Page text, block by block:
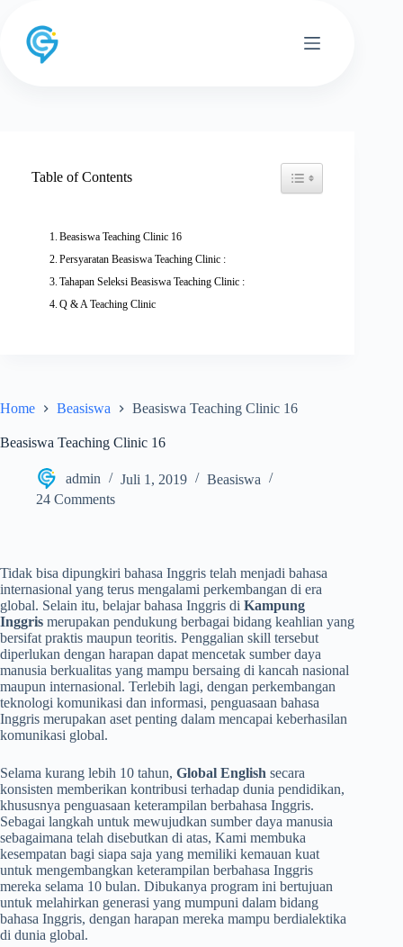
content
Home Beasiswa Beasiswa Teaching Clinic 16
Beasiswa Teaching Clinic 16
admin Juli 1, 2019
Beasiswa
24 Comments
Tidak bisa dipungkiri bahasa Inggris telah menjadi bahasa
internasional yang terus mengalami perkembangan di era
global. Selain itu, belajar bahasa Inggris di Kampung
Inggris merupakan pendukung berbagai bidang keahlian yang
bersifat praktis maupun teoritis. Penggalian skill tersebut
diperlukan dengan harapan dapat mencetak sumber daya
manusia berkualitas yang mampu bersaing di kancah nasional
maupun internasional. Terlebih lagi, dengan perkembangan
teknologi komunikasi dan informasi, penguasaan bahasa
Inggris merupakan aset penting dalam mencapai keberhasilan
komunikasi global.
Selama kurang lebih 10 tahun, Global English secara
konsisten memberikan kontribusi terhadap dunia pendidikan,
khususnya penguasaan keterampilan berbahasa Inggris.
Sebagai langkah untuk mewujudkan sumber daya manusia
sebagaimana telah disebutkan di atas, Kami membuka
kesempatan bagi siapa saja yang memiliki kemauan kuat
untuk mengembangkan keterampilan berbahasa Inggris
mereka selama 10 bulan. Dibukanya program ini bertujuan
untuk melahirkan generasi yang mumpuni dalam bidang
bahasa Inggris, dengan harapan mereka mampu berdialektika
di dunia global.
Table of Contents Toggle Table of Content
Beasiswa Teaching Clinic 16
Persyaratan Beasiswa Teaching Clinic :
Tahapan Seleksi Beasiswa Teaching Clinic :
Q & A Teaching Clinic